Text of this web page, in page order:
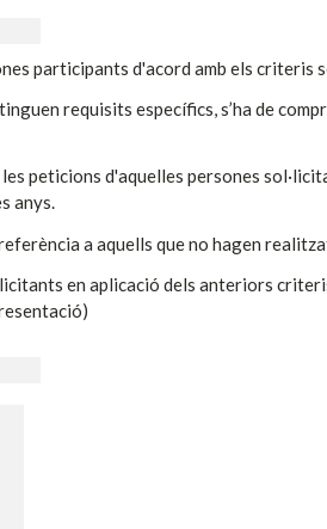
participants d'acord amb els criteris
requisits específics, s’ha de
peticions d'aquelles persones
anys.
a aquells que no hagen
en aplicació dels anteriors